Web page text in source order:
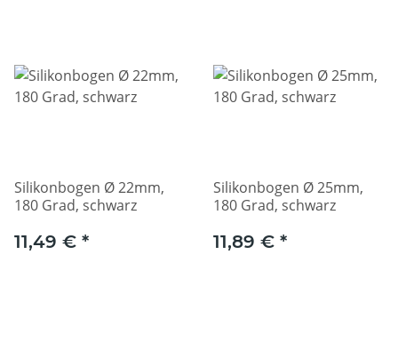
Silikonbogen Ø 22mm,
180 Grad, schwarz
11,49 € *
Silikonbogen Ø 25mm,
180 Grad, schwarz
11,89 € *